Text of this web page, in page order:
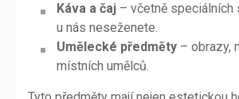
Káva a čaj – včetně speciálních
u nás neseženete.
Umělecké předměty – obrazy,
místních umělců.